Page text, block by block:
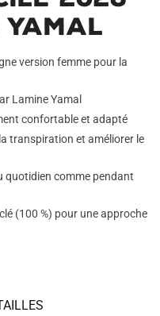
Yamal
version femme pour la
Lamine Yamal
confortable et adapté
transpiration et améliorer le
quotidien comme pendant
(100 %) pour une approche